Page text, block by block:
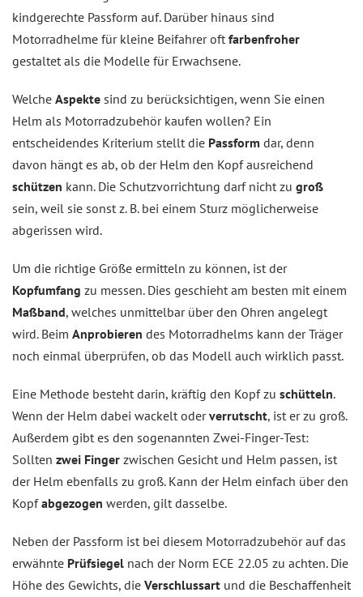
kindgerechte Passform auf. Darüber hinaus sind
Motorradhelme für kleine Beifahrer oft farbenfroher
gestaltet als die Modelle für Erwachsene.
Welche Aspekte sind zu berücksichtigen, wenn Sie einen
Helm als Motorradzubehör kaufen wollen? Ein
entscheidendes Kriterium stellt die Passform dar, denn
davon hängt es ab, ob der Helm den Kopf ausreichend
schützen kann. Die Schutzvorrichtung darf nicht zu groß
sein, weil sie sonst z. B. bei einem Sturz möglicherweise
abgerissen wird.
Um die richtige Größe ermitteln zu können, ist der
Kopfumfang zu messen. Dies geschieht am besten mit einem
Maßband, welches unmittelbar über den Ohren angelegt
wird. Beim Anprobieren des Motorradhelms kann der Träger
noch einmal überprüfen, ob das Modell auch wirklich passt.
Eine Methode besteht darin, kräftig den Kopf zu schütteln.
Wenn der Helm dabei wackelt oderverrutscht, ist er zu groß.
Außerdem gibt es den sogenannten Zwei-Finger-Test:
Sollten zwei Finger zwischen Gesicht und Helm passen, ist
der Helm ebenfalls zu groß. Kann der Helm einfach über den
Kopfabgezogen werden, gilt dasselbe.
Neben der Passform ist bei diesem Motorradzubehör auf das
erwähnte Prüfsiegel nach der Norm ECE 22.05 zu achten. Die
Höhe des Gewichts, die Verschlussart und die Beschaffenheit